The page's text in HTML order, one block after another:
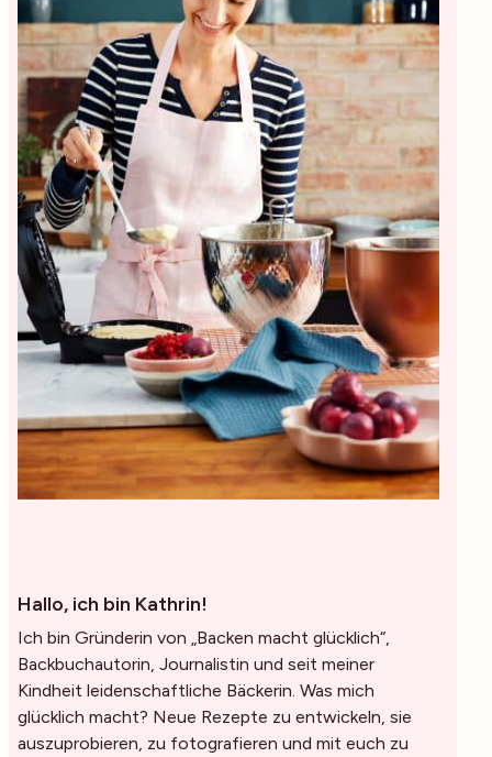
Hallo, ich bin Kathrin!
Ich bin Gründerin von „Backen macht glücklich“,
Backbuchautorin, Journalistin und seit meiner
Kindheit leidenschaftliche Bäckerin. Was mich
glücklich macht? Neue Rezepte zu entwickeln, sie
auszuprobieren, zu fotografieren und mit euch zu